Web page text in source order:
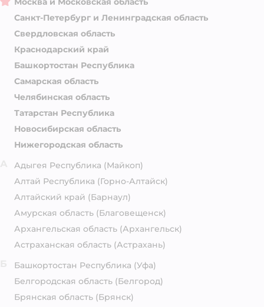
Санкт-Петербург и Ленинградская область
Свердловская область
Краснодарский край
Башкортостан Республика
Самарская область
Челябинская область
Татарстан Республика
Новосибирская область
Нижегородская область
Адыгея Республика (Майкоп)
Алтай Республика (Горно-Алтайск)
Алтайский край (Барнаул)
Амурская область (Благовещенск)
Архангельская область (Архангельск)
Астраханская область (Астрахань)
Башкортостан Республика (Уфа)
Белгородская область (Белгород)
Брянская область (Брянск)